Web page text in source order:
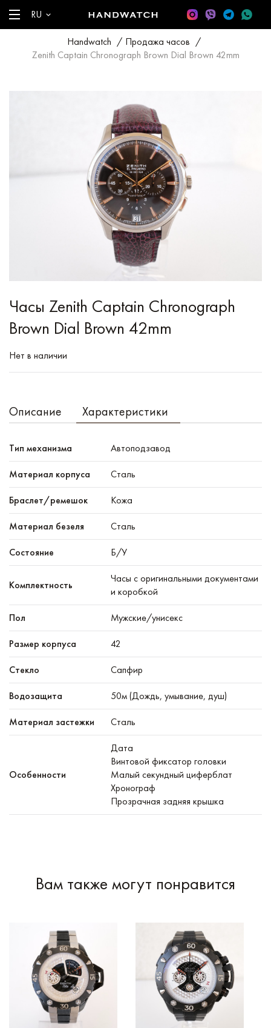
RU
Handwatch / Продажа часов /
Zenith Captain Chronograph Brown Dial Brown 42mm
Часы Zenith Captain Chronograph
Brown Dial Brown 42mm
Нет в наличии
Описание Характеристики
Тип механизма Автоподзавод
Материал корпуса Сталь
Браслет/ремешок Кожа
Материал безеля Сталь
Состояние Б/У
Комплектность
Часы с оригинальными документами
и коробкой
Пол Мужские/унисекс
Размер корпуса 42
Стекло Сапфир
Водозащита 50м (Дождь, умывание, душ)
Материал застежки Сталь
Особенности
Дата
Винтовой фиксатор головки
Малый секундный циферблат
Хронограф
Прозрачная задняя крышка
Вам также могут понравится